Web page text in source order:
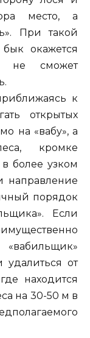
место, а
При такой
окажется
не сможет
к
открытых
на «вабу», а
кромке
более узком
направление
порядок
Если
удалиться от
находится
на 30-50 м в